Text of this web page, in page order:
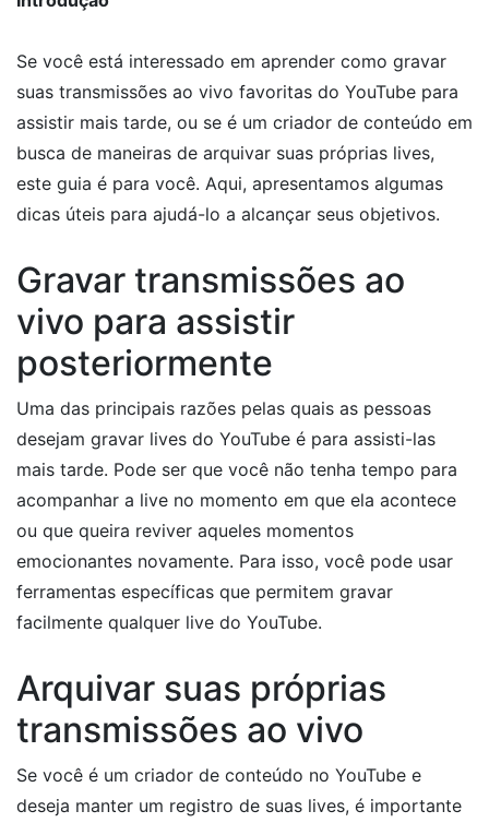
Se você está interessado em aprender como gravar
suas transmissões ao vivo favoritas do YouTube para
assistir mais tarde, ou se é um criador de conteúdo em
busca de maneiras de arquivar suas próprias lives,
este guia é para você. Aqui, apresentamos algumas
dicas úteis para ajudá-lo a alcançar seus objetivos.
Gravar transmissões ao
vivo para assistir
posteriormente
Uma das principais razões pelas quais as pessoas
desejam gravar lives do YouTube é para assisti-las
mais tarde. Pode ser que você não tenha tempo para
acompanhar a live no momento em que ela acontece
ou que queira reviver aqueles momentos
emocionantes novamente. Para isso, você pode usar
ferramentas específicas que permitem gravar
facilmente qualquer live do YouTube.
Arquivar suas próprias
transmissões ao vivo
Se você é um criador de conteúdo no YouTube e
deseja manter um registro de suas lives, é importante